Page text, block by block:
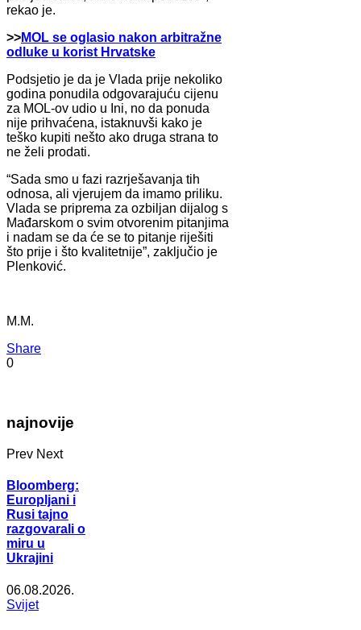
rekao je.
>>MOL se oglasio nakon arbitražne
odluke u korist Hrvatske
Podsjetio je da je Vlada prije nekoliko
godina ponudila odgovarajuću cijenu
za MOL-ov udio u Ini, no da ponuda
nije prihvaćena, istaknuvši kako je
teško kupiti nešto ako druga strana to
ne želi prodati.
“Sada smo u fazi razrješavanja tih
odnosa, ali vjerujem da imamo priliku.
Vlada se priprema za ozbiljan dijalog s
Mađarskom o svim otvorenim pitanjima
i nadam se da će se to pitanje riješiti
što prije i što kvalitetnije”, zaključio je
Plenković.
M.M.
Share
0
najnovije
Prev Next
Bloomberg:
Europljani i
Rusi tajno
razgovarali o
miru u
Ukrajini
06.08.2026.
Svijet